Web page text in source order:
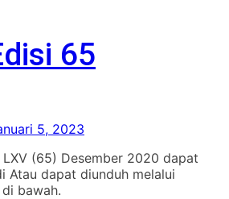
65
5, 2023
(65) Desember 2020 dapat
Atau dapat diunduh melalui
bawah.